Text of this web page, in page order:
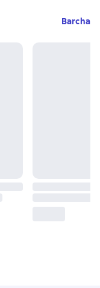
Barcha